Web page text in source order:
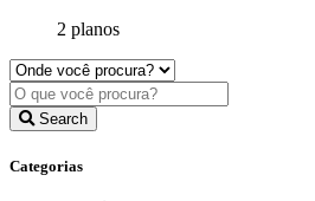
2 planos
Search
Categorias